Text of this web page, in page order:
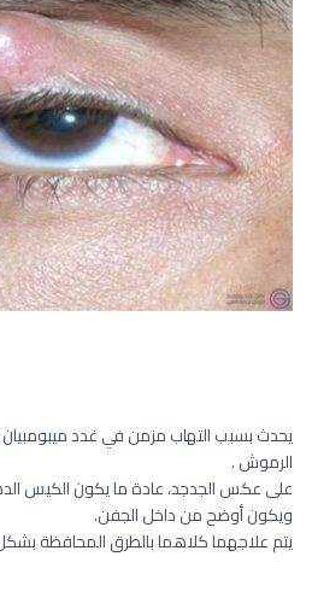
يحدث بسبب التهاب مزمن في غدد ميبومبيان
الرموش .
على عكس الجدجد، عادة ما يكون الكيس
ويكون أوضح من داخل الجفن.
يتم علاجهما كلاهما بالطرق المحافظة